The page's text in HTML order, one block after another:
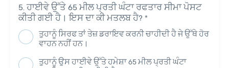
ਹਾਈਵੇ ਉੱਤੇ 65 ਮੀਲ ਪ੍ਰਤੀ ਘੰਟਾ ਰਫਤਾਰ ਸੀਮਾ ਪੋਸਟ
ਕੀਤੀ ਗਈ ਹੈ। ਇਸ ਦਾ ਕੀ ਮਤਲਬ ਹੈ? *
ਤੁਹਾਨੂੰ ਸਿਰਫ ਤਾਂ ਤੇਜ਼ ਡਰਾਇਵ ਕਰਨੀ ਚਾਹੀਦੀ ਹੈ ਜੇ ਉੱਥੇ ਹੋਰ
ਵਾਹਨ ਨਹੀਂ ਹਨ।
ਤੁਹਾਨੂੰ ਉਸ ਹਾਈਵੇ ਉੱਤੇ ਹਮੇਸ਼ਾ 65 ਮੀਲ ਪ੍ਰਤੀ ਘੰਟਾ